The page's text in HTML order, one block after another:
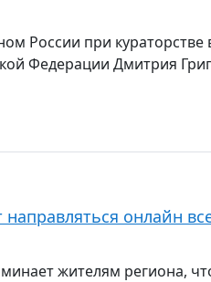
России при кураторстве
Федерации Дмитрия
онлайн
жителям региона,